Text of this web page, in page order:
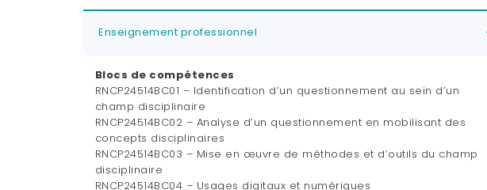
Enseignement professionnel
Blocs de compétences
RNCP24514BC01 – Identification d’un questionnement au sein d’un
champ disciplinaire
RNCP24514BC02 – Analyse d’un questionnement en mobilisant des
concepts disciplinaires
RNCP24514BC03 – Mise en œuvre de méthodes et d’outils du champ
disciplinaire
RNCP24514BC04 – Usages digitaux et numériques